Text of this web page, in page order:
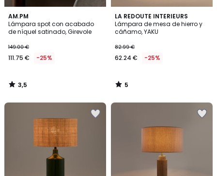
AM.PM
Lámpara spot con acabado
de níquel satinado, Girevole
149.00 €
111.75 € -25%
3,5
/ 5
3,5
/
LA REDOUTE INTERIEURS
Lámpara de mesa de hierro y
cáñamo, YAKU
82.99 €
62.24 € -25%
5
/
5
5
/